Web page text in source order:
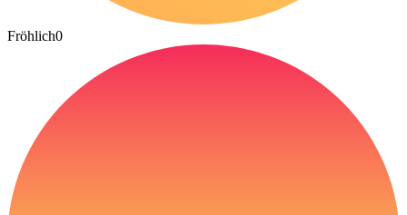
Fröhlich0